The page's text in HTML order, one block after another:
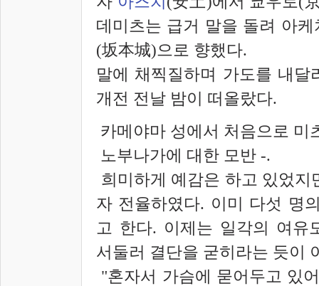
데미츠는 급거 말을 돌려 아
(坂本城)으로 향했다.
말에 채찍질하며 가도를 내
개전 전날 밤이 떠올랐다.
카메야마 성에서 처음으로 미
노부나가에 대한 모반 -.
희미하게 예감은 하고 있었
자 전율하였다. 이미 다섯 명
고 한다. 이제는 일각의 여유
서둘러 결단을 굳히라는 듯이
"혼자서 가슴에 묻어두고 있